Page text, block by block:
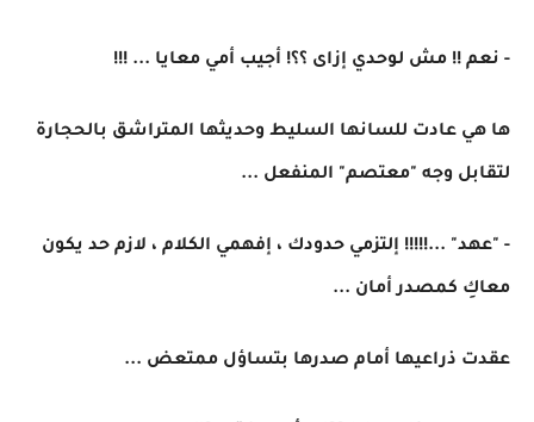
- نعم !! مش لوحدي إزاى ؟؟! أجيب أمي معايا ... !!!
ها هي عادت للسانها السليط وحديثها المتراشق بالحجارة
لتقابل وجه "معتصم" المنفعل ...
- "عهد" ...!!!!! إلتزمي حدودك ، إفهمي الكلام ، لازم حد يكون
معاكِ كمصدر أمان ...
عقدت ذراعيها أمام صدرها بتساؤل ممتعض ...